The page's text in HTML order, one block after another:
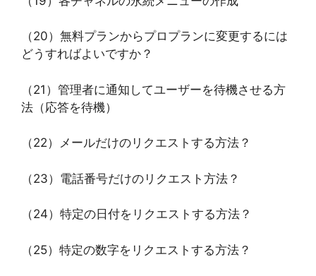
（20）無料プランからプロプランに変更するには
どうすればよいですか？
（21）管理者に通知してユーザーを待機させる方
法（応答を待機）
（22）メールだけのリクエストする方法？
（23）電話番号だけのリクエスト方法？
（24）特定の日付をリクエストする方法？
（25）特定の数字をリクエストする方法？